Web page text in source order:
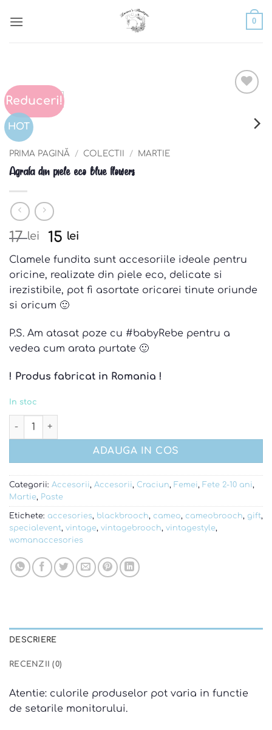
0
Reduceri!
HOT
wishlist
PRIMA PAGINĂ / COLECTII / MARTIE
Agrafa din piele eco blue flowers
17lei
Pretul
initial
a
fost:
17 lei.
15 lei
curent
este:
15 lei.
Clamele fundita sunt accesoriile ideale pentru
oricine, realizate din piele eco, delicate si
irezistibile, pot fi asortate oricarei tinute oriunde
si oricum 🙂
P.S. Am atasat poze cu #babyRebe pentru a
vedea cum arata purtate 🙂
! Produs fabricat in Romania !
In stoc
Cantitate Agrafa din piele eco blue flowers
ADAUGA IN COS
Categorii: Accesorii, Accesorii, Craciun, Femei, Fete 2-10 ani,
Martie, Paste
Etichete: accesories, blackbrooch, cameo, cameobrooch, gift,
specialevent, vintage, vintagebrooch, vintagestyle,
womanaccesories
DESCRIERE
RECENZII (0)
Atentie: culorile produselor pot varia in functie
de setarile monitorului.